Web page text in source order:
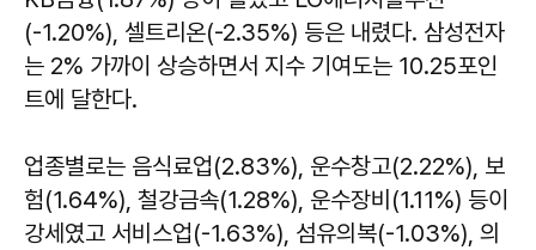
(-1.20%), 셀트리온(-2.35%) 등은 내렸다. 삼성전자
는 2% 가까이 상승하면서 지수 기여도는 10.25포인
트에 달한다.
업종별로는 음식료업(2.83%), 운수창고(2.22%), 보
험(1.64%), 철강금속(1.28%), 운수장비(1.11%) 등이
강세였고 서비스업(-1.63%), 섬유의복(-1.03%), 의